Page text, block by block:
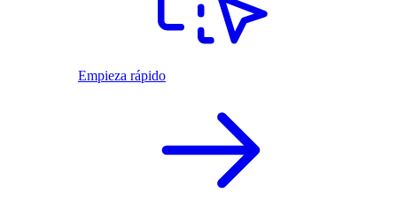
Empieza rápido